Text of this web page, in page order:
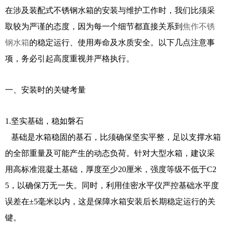
在涉及装配式不锈钢水箱的安装与维护工作时，我们比须采
取较为严谨的态度，因为每一个细节都直接关系到 焦作不锈
钢水箱的稳定运行、使用寿命及水质安全。以下几点注意事
项，务必引起高度重视并严格执行。
一、安装时的关键考量
1.坚实基础，稳如磐石
基础是水箱稳固的基石，比须确保坚实平整，足以支撑水箱
的全部重量及可能产生的动态负荷。针对大型水箱，建议采
用高标准混凝土基础，厚度至少20厘米，强度等级不低于C2
5，以确保万无一失。同时，利用佳密水平仪严控基础水平度
误差在±5毫米以内，这是保障水箱安装后长期稳定运行的关
键。